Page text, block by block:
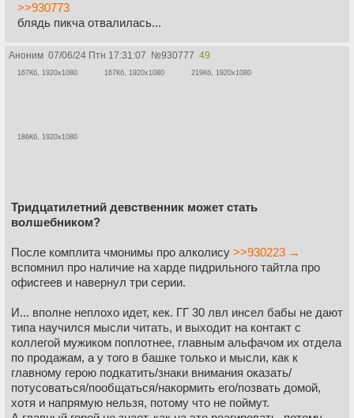
>>930773
блядь пикча отвалилась...
Аноним 07/06/24 Птн 17:31:07 №930777 49
167Кб, 1920x1080 167Кб, 1920x1080 219Кб, 1920x1080
186Кб, 1920x1080
Тридцатилетний девственник может стать
волшебником?
После комплита чмонимы про алколису >>930223 →
вспомнил про наличие на харде пидрильного тайтла про
офисгеев и навернул три серии.
И... вполне неплохо идет, кек. ГГ 30 лвл инсел бабы не дают
типа научился мысли читать, и выходит на контакт с
коллегой мужиком поплотнее, главным альфачом их отдела
по продажам, а у того в башке только и мысли, как к
главному герою подкатить/знаки внимания оказать/
потусоваться/пообщаться/накормить его/позвать домой,
хотя и напрямую нельзя, потому что не поймут.